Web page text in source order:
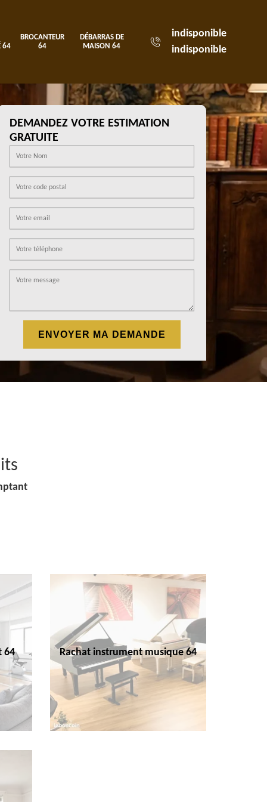
64
BROCANTEUR
64
DÉBARRAS DE
MAISON 64
indisponible
indisponible
DEMANDEZ VOTRE ESTIMATION
GRATUITE
64 Rachat instrument musique 64